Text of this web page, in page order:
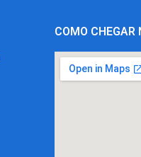
COMO CHEGAR